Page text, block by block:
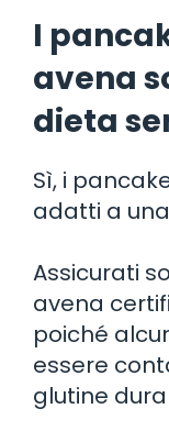
I
avena
dieta
Sì, i
adatti a
Assicurati
avena
poiché
essere
glutine